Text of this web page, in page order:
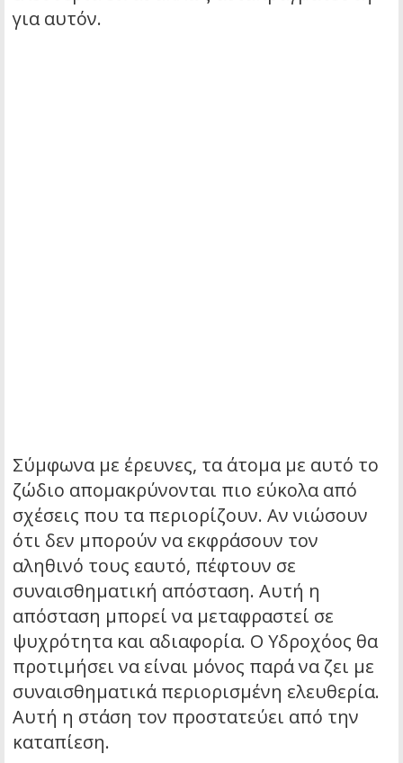
για αυτόν.
Σύμφωνα με έρευνες, τα άτομα με αυτό το
ζώδιο απομακρύνονται πιο εύκολα από
σχέσεις που τα περιορίζουν. Αν νιώσουν
ότι δεν μπορούν να εκφράσουν τον
αληθινό τους εαυτό, πέφτουν σε
συναισθηματική απόσταση. Αυτή η
απόσταση μπορεί να μεταφραστεί σε
ψυχρότητα και αδιαφορία. Ο Υδροχόος θα
προτιμήσει να είναι μόνος παρά να ζει με
συναισθηματικά περιορισμένη ελευθερία.
Αυτή η στάση τον προστατεύει από την
καταπίεση.